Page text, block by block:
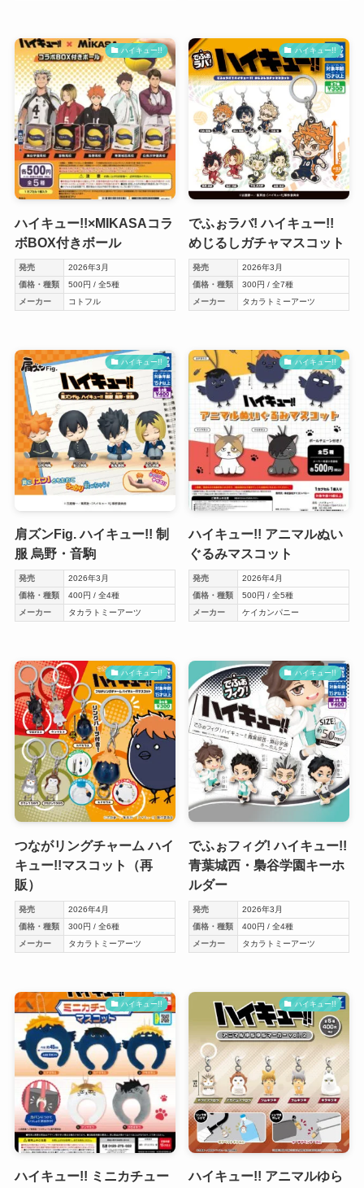
ハイキュー!!
ハイキュー!!×MIKASAコラ
ボBOX付きボール
発売
2026年3月
価格・種類
500円 / 全5種
メーカー
コトフル
ハイキュー!!
でふぉラバ! ハイキュー!!
めじるしガチャマスコット
発売
2026年3月
価格・種類
300円 / 全7種
メーカー
タカラトミーアーツ
ハイキュー!!
肩ズンFig. ハイキュー!! 制
服 烏野・音駒
発売
2026年3月
価格・種類
400円 / 全4種
メーカー
タカラトミーアーツ
ハイキュー!!
ハイキュー!! アニマルぬい
ぐるみマスコット
発売
2026年4月
価格・種類
500円 / 全5種
メーカー
ケイカンパニー
ハイキュー!!
つながリングチャーム ハイ
キュー!!マスコット（再
販）
発売
2026年4月
価格・種類
300円 / 全6種
メーカー
タカラトミーアーツ
ハイキュー!!
でふぉフィグ! ハイキュー!!
青葉城西・梟谷学園キーホ
ルダー
発売
2026年3月
価格・種類
400円 / 全4種
メーカー
タカラトミーアーツ
ハイキュー!!
ハイキュー!! ミニカチュー
ハイキュー!!
ハイキュー!! アニマルゆら